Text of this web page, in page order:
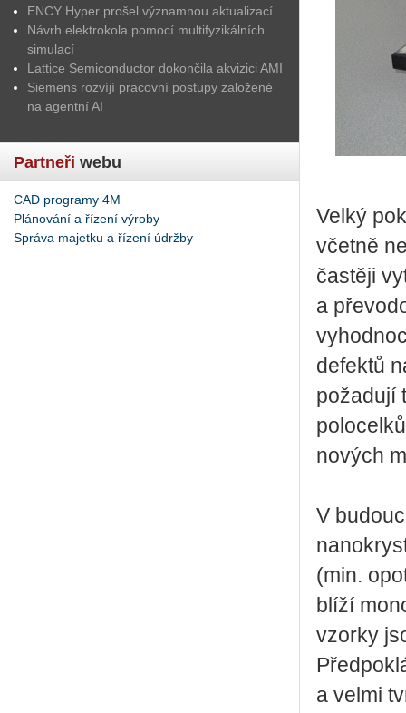
ENCY Hyper prošel významnou aktualizací
Návrh elektrokola pomocí multifyzikálních
simulací
Lattice Semiconductor dokončila akvizici AMI
Siemens rozvíjí pracovní postupy založené
na agentní AI
Partneři webu
CAD programy 4M
Plánování a řízení výroby
Správa majetku a řízení údržby
Velký
včetně
častěji
a
defektů
požadují
nových
V
(min.
blíží
vzorky
a velmi